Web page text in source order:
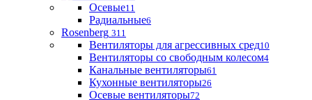
Осевые11
Радиальные6
Rosenberg 311
Вентиляторы для агрессивных сред10
Вентиляторы со свободным колесом4
Канальные вентиляторы61
Кухонные вентиляторы26
Осевые вентиляторы72